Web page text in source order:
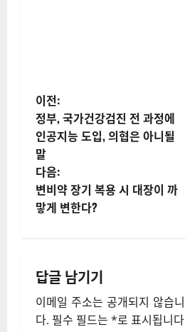
게
시
물
내
이
션
이전:
정부, 국가건강검진 전 과정에
인공지능 도입, 의협은 아니될
말
다음:
변비약 장기 복용 시 대장이 까
맣게 변한다?
답글 남기기
이메일 주소는 공개되지 않습니
다. 필수 필드는 *로 표시됩니다